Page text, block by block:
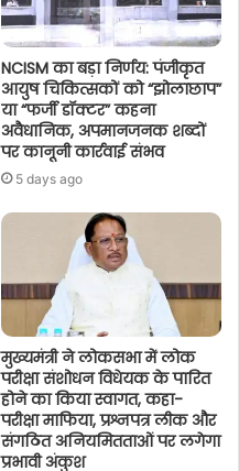
NCISM का बड़ा निर्णय: पंजीकृत
आयुष चिकित्सकों को “झोलाछाप”
या “फर्जी डॉक्टर” कहना
अवैधानिक, अपमानजनक शब्दों
पर कानूनी कार्रवाई संभव
5 days ago
मुख्यमंत्री ने लोकसभा में लोक
परीक्षा संशोधन विधेयक के पारित
होने का किया स्वागत, कहा-
परीक्षा माफिया, प्रश्नपत्र लीक और
संगठित अनियमितताओं पर लगेगा
प्रभावी अंकुश